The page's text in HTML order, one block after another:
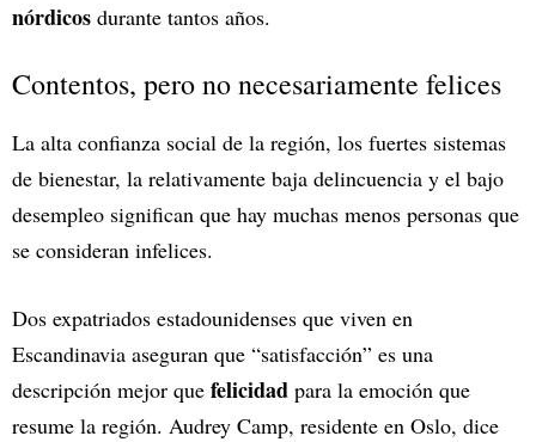
nórdicos durante tantos años.
Contentos, pero no necesariamente felices
La alta confianza social de la región, los fuertes sistemas
de bienestar, la relativamente baja delincuencia y el bajo
desempleo significan que hay muchas menos personas que
se consideran infelices.
Dos expatriados estadounidenses que viven en
Escandinavia aseguran que “satisfacción” es una
descripción mejor que felicidad para la emoción que
resume la región. Audrey Camp, residente en Oslo, dice